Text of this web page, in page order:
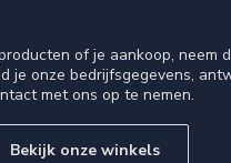
of je aankoop, neem
je onze bedrijfsgegevens,
met ons op te nemen.
Bekijk onze winkels